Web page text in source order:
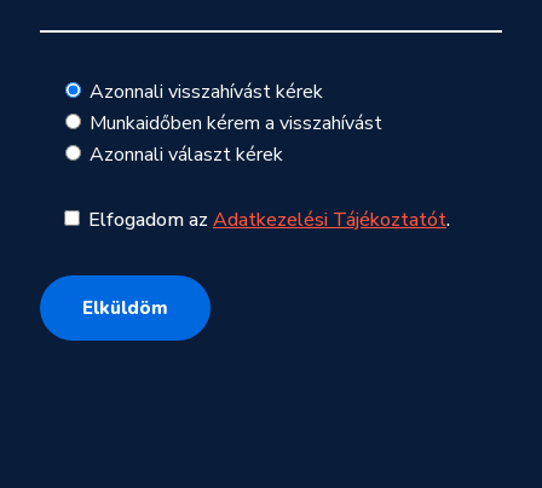
Azonnali visszahívást kérek
Munkaidőben kérem a visszahívást
Azonnali választ kérek
Elfogadom az Adatkezelési Tájékoztatót.